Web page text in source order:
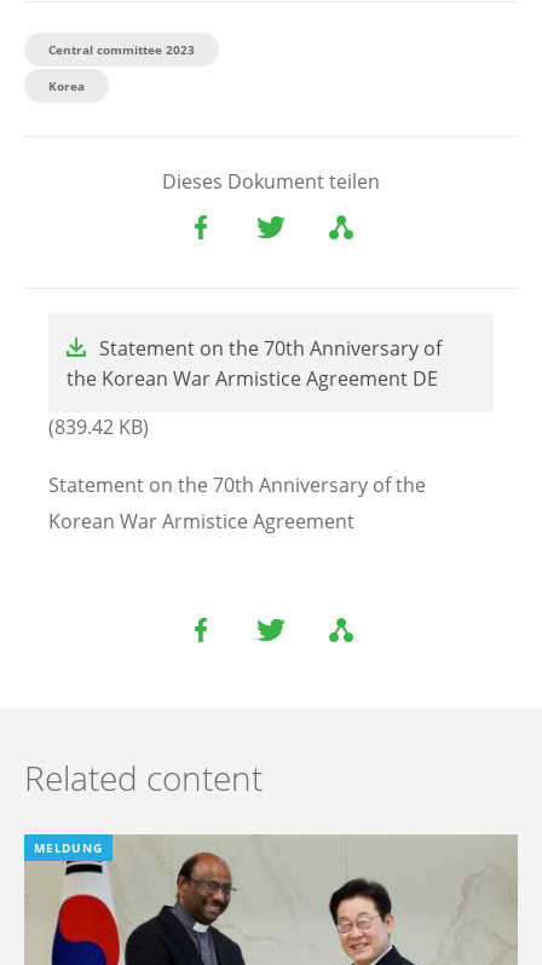
Central committee 2023
Korea
Dieses Dokument teilen
Statement on the 70th Anniversary of
the Korean War Armistice Agreement DE
(839.42 KB)
Statement on the 70th Anniversary of the
Korean War Armistice Agreement
Related content
MELDUNG